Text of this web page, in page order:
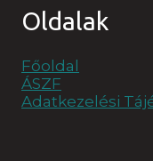
Oldalak
Főoldal
ÁSZF
Adatkezelési